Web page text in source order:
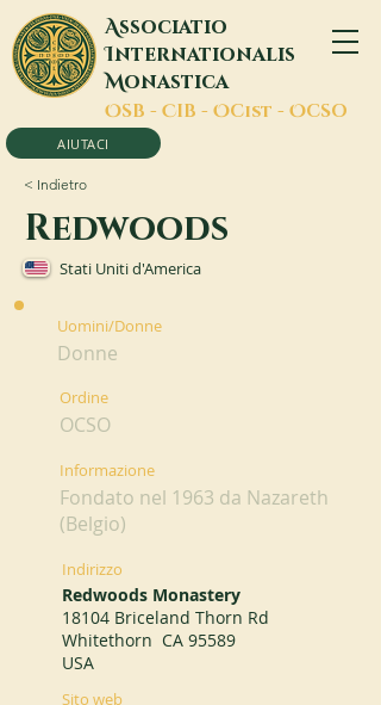
Associatio
Internationalis
Monastica
OSB - CIB - OCist - OCSO
AIUTACI
< Indietro
Redwoods
Stati Uniti d'America
Uomini/Donne
Donne
Ordine
OCSO
Informazione
Fondato nel 1963 da Nazareth
(Belgio)
Indirizzo
Redwoods Monastery
18104 Briceland Thorn Rd
Whitethorn CA 95589
USA
Sito web